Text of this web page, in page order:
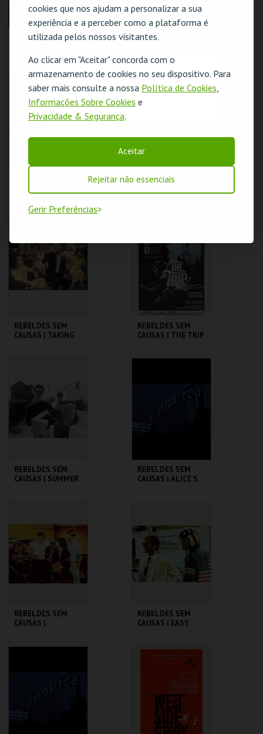
cookies que nos ajudam a personalizar a sua
experiência e a perceber como a plataforma é
utilizada pelos nossos visitantes.
Ao clicar em "Aceitar" concorda com o
armazenamento de cookies no seu dispositivo. Para
saber mais consulte a nossa Política de Cookies,
Informações Sobre Cookies e
Privacidade & Segurança.
Aceitar
Rejeitar não essenciais
Gerir Preferências
REBELDES SEM
RESTAURANT
CINEMATECA
MAIS INFO
COMPRAR
REBELDES SEM
CINEMATECA
COMPRAR
CAUSAS | THE LAST
MAIS INFO
COMPRAR
REBELDES SEM
CAUSAS |
MAIS INFO
COMPRAR
REBELDES SEM
CAUSAS | TAKING
MAIS INFO
COMPRAR
REBELDES SEM
CAUSAS | THE TRIP
MAIS INFO
REBELDES SEM
CAUSAS | SUMMER
MAIS INFO
COMPRAR
REBELDES SEM
CAUSAS | ALICE'S
MAIS INFO
COMPRAR
REBELDES SEM
CAUSAS |
MAIS INFO
REBELDES SEM
CAUSAS | EASY
CINEMATECA
COMPRAR
O evento escolhido não está disponível
OK